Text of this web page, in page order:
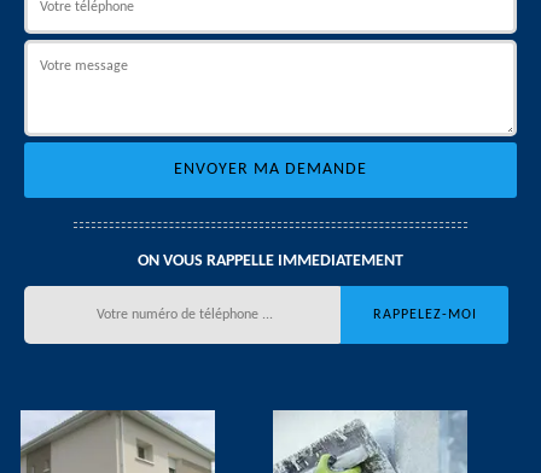
ON VOUS RAPPELLE IMMEDIATEMENT